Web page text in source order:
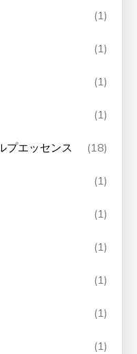
(1)
(1)
(1)
(1)
プエッセンス (18)
(1)
(1)
(1)
(1)
(1)
(1)